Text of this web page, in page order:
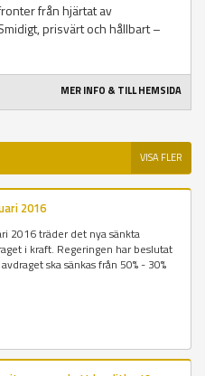
från hjärtat av
prisvärt och hållbart –
MER INFO & TILL HEMSIDA
VISA FLER
2016
2016 träder det nya sänkta
i kraft. Regeringen har beslutat
ska sänkas från 50% - 30%